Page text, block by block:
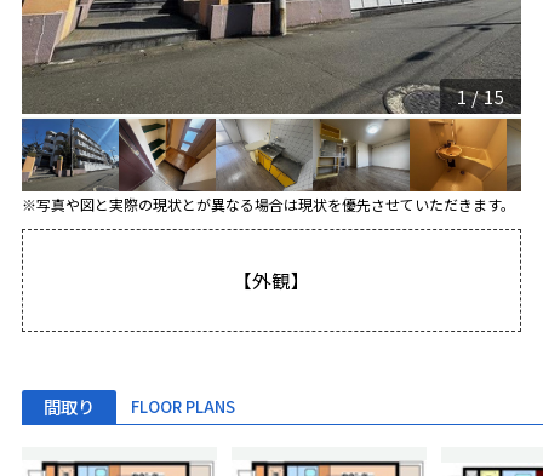
1/15
※写真や図と実際の現状とが異なる場合は現状を優先させていただきます。
【外観】
間取り FLOOR PLANS